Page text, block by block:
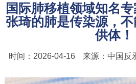
国际肺移植领域知名专
张琦的肺是传染源，
供体！
时间： 2026-04-16 来源： 中国反